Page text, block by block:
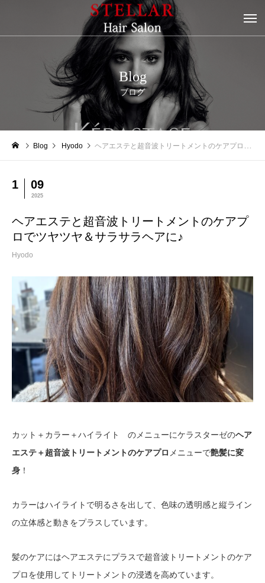
Blog
ブログ
Blog Hyodo ヘアエステと超音波トリートメントのケアプロでツヤツヤ＆サラサラヘアに♪
1 09
2025
ヘアエステと超音波トリートメントのケアプ
ロでツヤツヤ＆サラサラヘアに♪
Hyodo
カット＋カラー＋ハイライト のメニューにケラスターゼのヘア
エステ＋超音波トリートメントのケアプロ メニューで艶髪に変
身 ！
カラーはハイライトで明るさを出して、色味の透明感と縦ライン
の立体感と動きをプラスしています。
髪のケアにはヘアエステにプラスで超音波トリートメントのケア
プロを使用してトリートメントの浸透を高めています。